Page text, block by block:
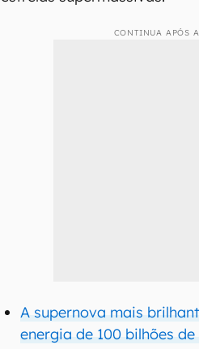
CONTINUA APÓS
A supernova mais
energia de 100 bilhões de